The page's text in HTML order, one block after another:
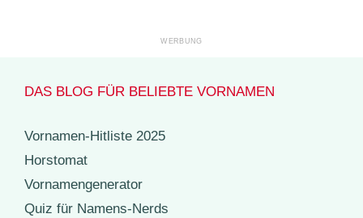
DAS BLOG FÜR BELIEBTE VORNAMEN
Vornamen-Hitliste 2025
Horstomat
Vornamengenerator
Quiz für Namens-Nerds